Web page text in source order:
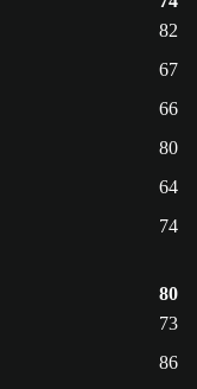
82
67
66
80
64
74
80
73
86